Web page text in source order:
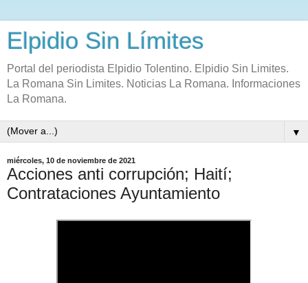
Elpidio Sin Límites
Portal del periodista Elpidio Tolentino. Elpidio Sin Limites.
La Romana Sin Limites. Noticias La Romana. Informaciones
La Romana.
▼
miércoles, 10 de noviembre de 2021
Acciones anti corrupción; Haití;
Contrataciones Ayuntamiento